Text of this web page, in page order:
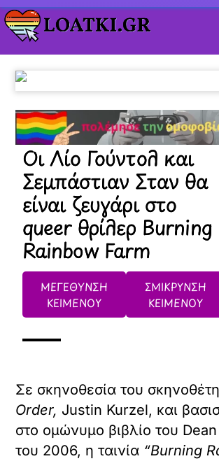
Skip
to
content
Οι Λίο Γούντολ και
Σεμπάστιαν Σταν θα
είναι ζευγάρι στο
queer θρίλερ Burning
Rainbow Farm
ΜΕΓΕΘΥΝΣΗ
ΚΕΙΜΕΝΟΥ
ΣΜΙΚΡΥΝΣΗ
ΚΕΙΜΕΝΟΥ
Σε σκηνοθεσία του σκηνοθέτη
Order, Justin Kurzel, και
στο ομώνυμο βιβλίο του
του 2006, η ταινία “Burning